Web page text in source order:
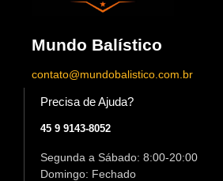
Mundo Balístico
contato@mundobalistico.com.br
Precisa de Ajuda?
45 9 9143-8052
Segunda a Sábado: 8:00-20:00
Domingo: Fechado